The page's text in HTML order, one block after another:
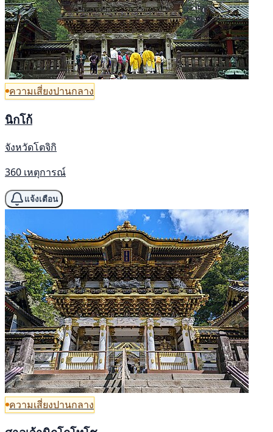
ความเสี่ยงปานกลาง
นิกโก้
จังหวัดโตจิกิ
360 เหตุการณ์
แจ้งเตือน
ความเสี่ยงปานกลาง